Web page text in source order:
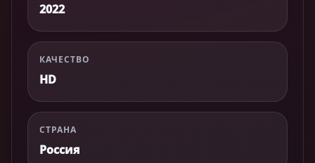
2022
КАЧЕСТВО
HD
СТРАНА
Россия